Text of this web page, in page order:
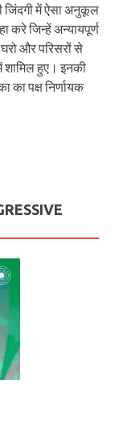
जिंदगी में ऐसा अनुकूल
करे जिन्हें अन्यायपूर्ण
और परिसरों से
शामिल हुए। इनकी
का पक्ष निर्णायक